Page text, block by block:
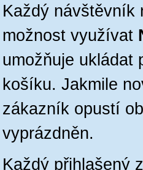
Každý návštěvník
možnost využívat
umožňuje ukládat
košíku. Jakmile
zákazník opustí
vyprázdněn.
Každý přihlašený